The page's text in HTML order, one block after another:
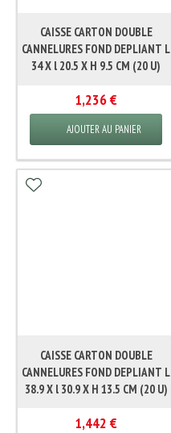
CAISSE CARTON DOUBLE
CANNELURES FOND DEPLIANT L
34 X l 20.5 X H 9.5 CM (20 U)
1,236 €
AJOUTER AU PANIER
CAISSE CARTON DOUBLE
CANNELURES FOND DEPLIANT L
38.9 X l 30.9 X H 13.5 CM (20 U)
1,442 €